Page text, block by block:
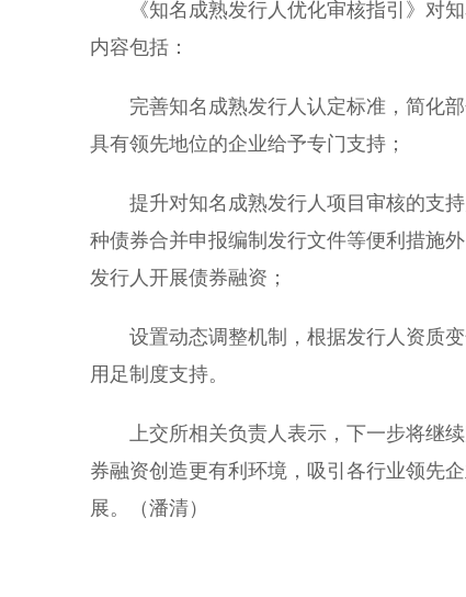
《知名成熟发行人优化审核指引》对知
内容包括：
完善知名成熟发行人认定标准，简化部
具有领先地位的企业给予专门支持；
提升对知名成熟发行人项目审核的支持
种债券合并申报编制发行文件等便利措施
发行人开展债券融资；
设置动态调整机制，根据发行人资质变
用足制度支持。
上交所相关负责人表示，下一步将继续
券融资创造更有利环境，吸引各行业领先
展。（潘清）